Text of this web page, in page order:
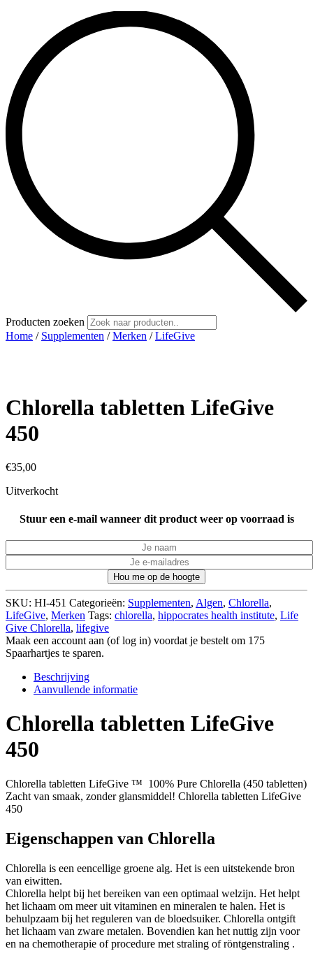
Producten zoeken
Home / Supplementen /Merken /LifeGive
Chlorella tabletten LifeGive
450
€35,00
Uitverkocht
Stuur een e-mail wanneer dit product weer op voorraad is
Hou me op de hoogte
SKU: HI-451 Categorieën: Supplementen, Algen, Chlorella,
LifeGive, Merken Tags: chlorella, hippocrates health institute, Life
Give Chlorella, lifegive
Maak een account aan (of log in) voordat je bestelt om 175
Spaarhartjes te sparen.
Beschrijving
Aanvullende informatie
Chlorella tabletten LifeGive
450
Chlorella tabletten LifeGive ™ 100% Pure Chlorella (450 tabletten)
Zacht van smaak, zonder glansmiddel! Chlorella tabletten LifeGive
450
Eigenschappen van Chlorella
Chlorella is een eencellige groene alg. Het is een uitstekende bron
van eiwitten.
Chlorella helpt bij het ​​bereiken van een optimaal welzijn. Het helpt
het lichaam om meer uit vitaminen en mineralen te halen. Het is
behulpzaam bij het reguleren van de bloedsuiker. Chlorella ontgift
het lichaam van zware metalen. Bovendien kan het nuttig zijn voor
en na chemotherapie of procedure met straling of röntgenstraling .